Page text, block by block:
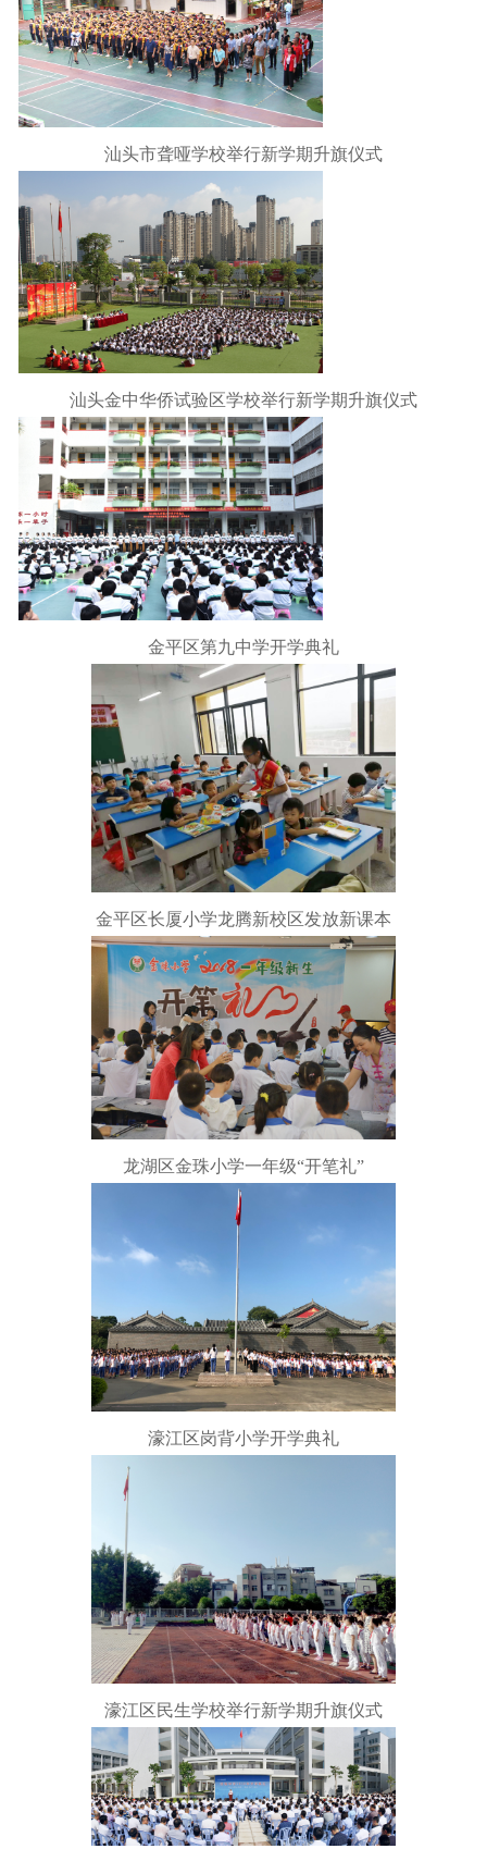
汕头市聋哑学校举行新学期升旗仪式
汕头金中华侨试验区学校举行新学期升旗仪式
金平区第九中学开学典礼
金平区长厦小学龙腾新校区发放新课本
龙湖区金珠小学一年级“开笔礼”
濠江区岗背小学开学典礼
濠江区民生学校举行新学期升旗仪式